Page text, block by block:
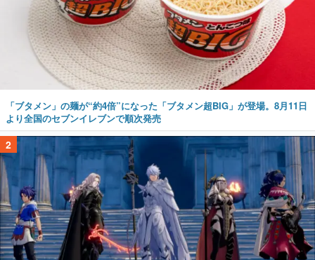
「ブタメン」の麺が“約4倍”になった「ブタメン超BIG」が登場。8月11日
より全国のセブンイレブンで順次発売
2